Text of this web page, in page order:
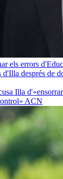
els errors
d'Illa després de
Illa
ACN